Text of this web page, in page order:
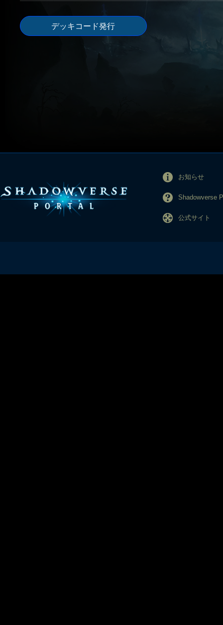
デッキコード発行
お知らせ
Shadowverse
公式サイト